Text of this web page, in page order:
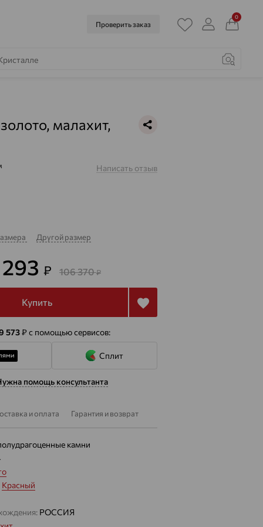
Проверить заказ
0
малахит,
Написать отзыв
Другой размер
₽ 106 370₽
Купить
573₽с помощью сервисов:
Сплит
помощь консультанта
и оплата Гарантия и возврат
камни
Красный
РОССИЯ